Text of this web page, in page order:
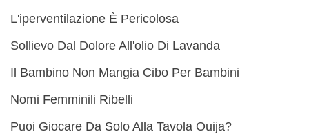
L'iperventilazione È Pericolosa
Sollievo Dal Dolore All'olio Di Lavanda
Il Bambino Non Mangia Cibo Per Bambini
Nomi Femminili Ribelli
Puoi Giocare Da Solo Alla Tavola Ouija?